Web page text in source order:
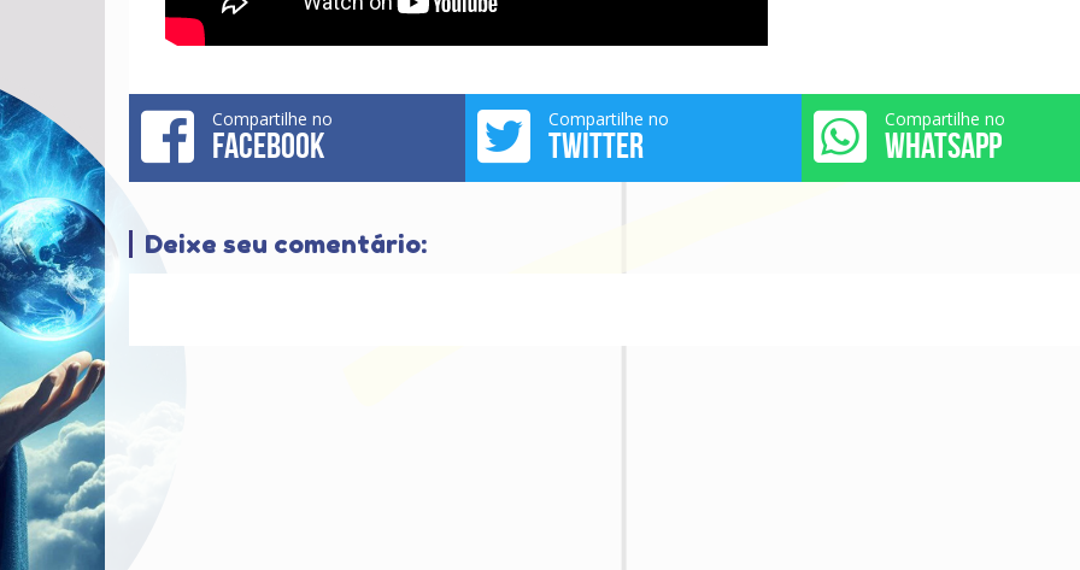
Compartilhe no
FACEBOOK
Compartilhe no
TWITTER
Compartilhe no
WHATSAPP
Deixe seu comentário: